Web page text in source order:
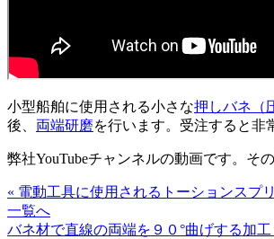
小型船舶に使用される小さな押しバネ（
後、 両端研磨を行います。受注すると非
弊社YouTubeチャンネルの動画です。そ
« 電動工具に使用されるトーションスプ
一覧へ
バネ材で直線の両端を９０°曲げする加工